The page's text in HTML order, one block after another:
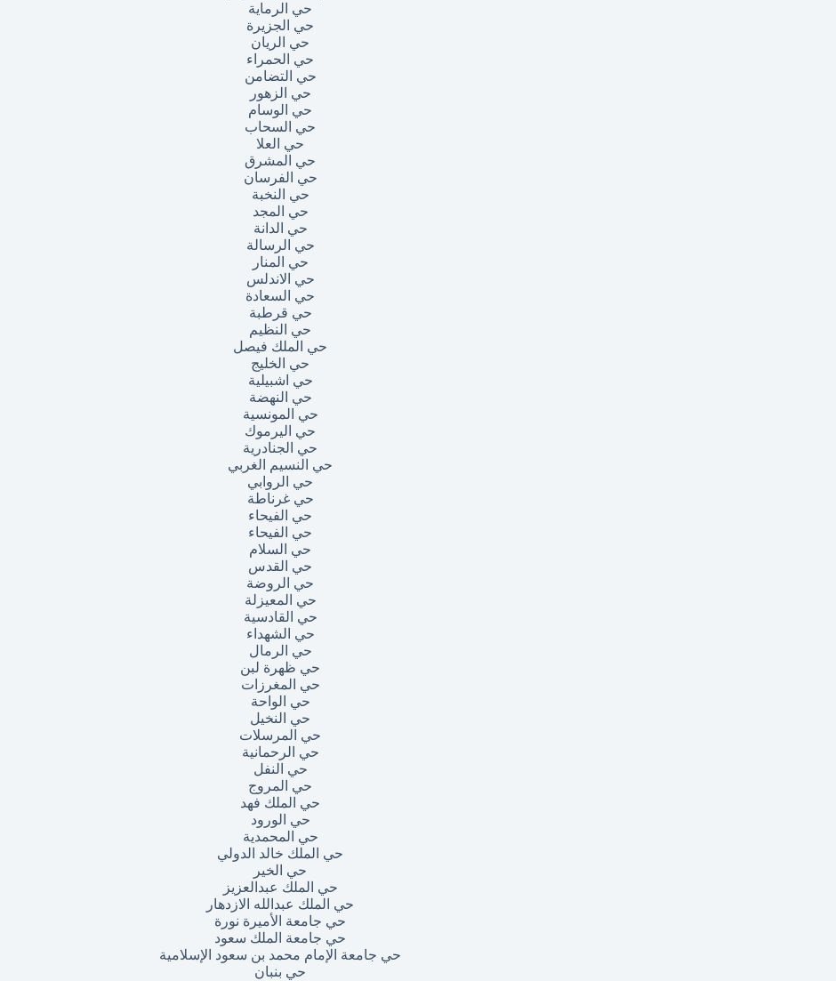
حي الرماية
حي الجزيرة
حي الريان
حي الحمراء
حي التضامن
حي الزهور
حي الوسام
حي السحاب
حي العلا
حي المشرق
حي الفرسان
حي النخبة
حي المجد
حي الدانة
حي الرسالة
حي المنار
حي الاندلس
حي السعادة
حي قرطبة
حي النظيم
حي الملك فيصل
حي الخليج
حي اشبيلية
حي النهضة
حي المونسية
حي اليرموك
حي الجنادرية
حي النسيم الغربي
حي الروابي
حي غرناطة
حي الفيحاء
حي الفيحاء
حي السلام
حي القدس
حي الروضة
حي المعيزلة
حي القادسية
حي الشهداء
حي الرمال
حي ظهرة لبن
حي المغرزات
حي الواحة
حي النخيل
حي المرسلات
حي الرحمانية
حي النفل
حي المروج
حي الملك فهد
حي الورود
حي المحمدية
حي الملك خالد الدولي
حي الخير
حي الملك عبدالعزيز
حي الملك عبدالله الازدهار
حي جامعة الأميرة نورة
حي جامعة الملك سعود
حي جامعة الإمام محمد بن سعود الإسلامية
حي بنبان